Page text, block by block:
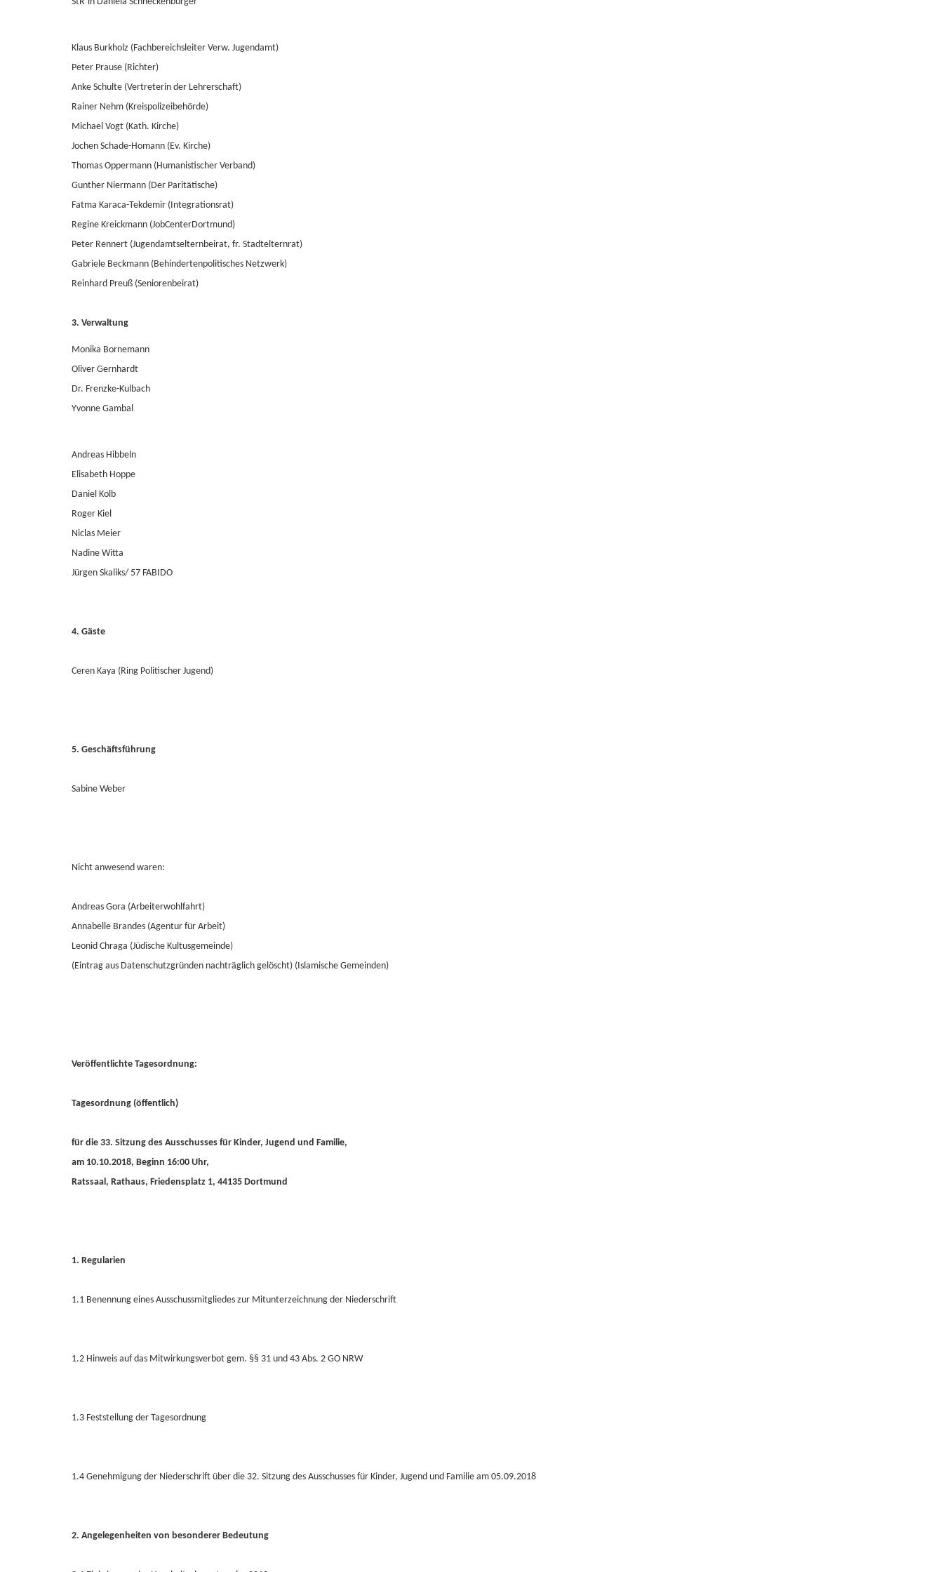
Klaus Burkholz (Fachbereichsleiter Verw. Jugendamt)
Peter Prause (Richter)
Anke Schulte (Vertreterin der Lehrerschaft)
Rainer Nehm (Kreispolizeibehörde)
Michael Vogt (Kath. Kirche)
Jochen Schade-Homann (Ev. Kirche)
Thomas Oppermann (Humanistischer Verband)
Gunther Niermann (Der Paritätische)
Fatma Karaca-Tekdemir (Integrationsrat)
Regine Kreickmann (JobCenterDortmund)
Peter Rennert (Jugendamtselternbeirat, fr. Stadtelternrat)
Gabriele Beckmann (Behindertenpolitisches Netzwerk)
Reinhard Preuß (Seniorenbeirat)
3. Verwaltung
Monika Bornemann
Oliver Gernhardt
Dr. Frenzke-Kulbach
Yvonne Gambal
Andreas Hibbeln
Elisabeth Hoppe
Daniel Kolb
Roger Kiel
Niclas Meier
Nadine Witta
Jürgen Skaliks/ 57 FABIDO
4. Gäste
Ceren Kaya (Ring Politischer Jugend)
5. Geschäftsführung
Sabine Weber
Nicht anwesend waren:
Andreas Gora (Arbeiterwohlfahrt)
Annabelle Brandes (Agentur für Arbeit)
Leonid Chraga (Jüdische Kultusgemeinde)
(Eintrag aus Datenschutzgründen nachträglich gelöscht) (Islamische Gemeinden)
Veröffentlichte Tagesordnung:
Tagesordnung (öffentlich)
für die 33. Sitzung des Ausschusses für Kinder, Jugend und Familie,
am 10.10.2018, Beginn 16:00 Uhr,
Ratssaal, Rathaus, Friedensplatz 1, 44135 Dortmund
1. Regularien
1.1 Benennung eines Ausschussmitgliedes zur Mitunterzeichnung der Niederschrift
1.2 Hinweis auf das Mitwirkungsverbot gem. §§ 31 und 43 Abs. 2 GO NRW
1.3 Feststellung der Tagesordnung
1.4 Genehmigung der Niederschrift über die 32. Sitzung des Ausschusses für Kinder, Jugend und Familie am 05.09.2018
2. Angelegenheiten von besonderer Bedeutung